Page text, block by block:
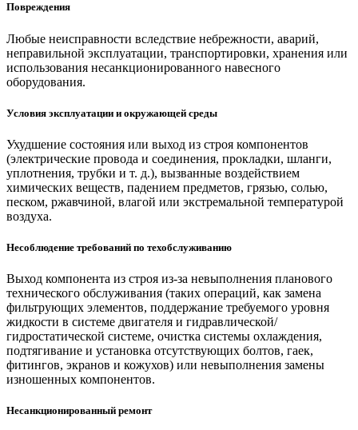
Повреждения
Любые неисправности вследствие небрежности, аварий,
неправильной эксплуатации, транспортировки, хранения или
использования несанкционированного навесного
оборудования.
Условия эксплуатации и окружающей среды
Ухудшение состояния или выход из строя компонентов
(электрические провода и соединения, прокладки, шланги,
уплотнения, трубки и т. д.), вызванные воздействием
химических веществ, падением предметов, грязью, солью,
песком, ржавчиной, влагой или экстремальной температурой
воздуха.
Несоблюдение требований по техобслуживанию
Выход компонента из строя из-за невыполнения планового
технического обслуживания (таких операций, как замена
фильтрующих элементов, поддержание требуемого уровня
жидкости в системе двигателя и гидравлической/
гидростатической системе, очистка системы охлаждения,
подтягивание и установка отсутствующих болтов, гаек,
фитингов, экранов и кожухов) или невыполнения замены
изношенных компонентов.
Несанкционированный ремонт